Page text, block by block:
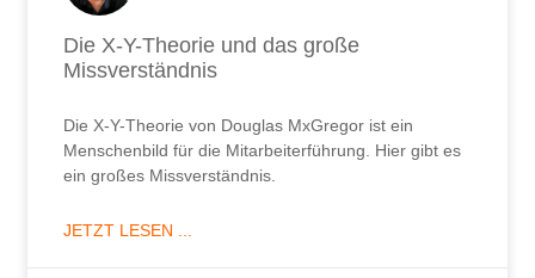
Die X-Y-Theorie und das große
Missverständnis
Die X-Y-Theorie von Douglas MxGregor ist ein
Menschenbild für die Mitarbeiterführung. Hier gibt es
ein großes Missverständnis.
JETZT LESEN ...